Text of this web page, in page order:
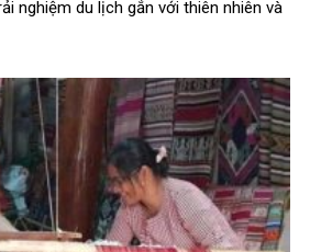
nghiệm du lịch gắn với thiên nhiên và